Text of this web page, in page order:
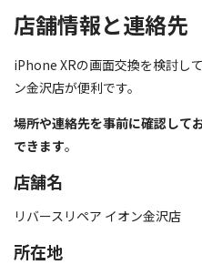
店舗情報と連絡先
iPhone XRの画面交換を検討し
ン金沢店が便利です。
場所や連絡先を事前に確認して
できます。
店舗名
リバースリペア イオン金沢店
所在地